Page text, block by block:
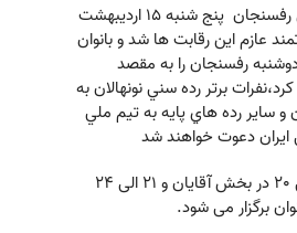
تيم كاراته آقايان مس رفسنجان پنج شنبه ۱۵ اردیبهشت
عازم اين رقابت ها شد و بانوان
رفسنجان را به مقصد
برتر رده سني نونهالان به
و ساير رده هاي پايه به تيم ملي
اين مسابقات از ١٧ الي ٢٠ در بخش آقايان و ٢١ الی ٢٤
برگزار می شود.